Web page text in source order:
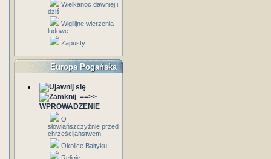
Wielkanoc dawniej i
dziś
Wigilijne wierzenia
ludowe
Zapusty
Europa Pogańska
==>>
WPROWADZENIE
O
słowiańszczyźnie przed
chrześcijaństwem
Okolice Bałtyku